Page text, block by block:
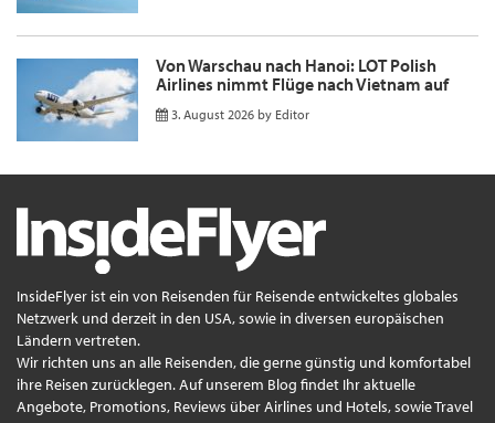
Von Warschau nach Hanoi: LOT Polish
Airlines nimmt Flüge nach Vietnam auf
3. August 2026 by Editor
InsideFlyer ist ein von Reisenden für Reisende entwickeltes globales
Netzwerk und derzeit in den USA, sowie in diversen europäischen
Ländern vertreten.
Wir richten uns an alle Reisenden, die gerne günstig und komfortabel
ihre Reisen zurücklegen. Auf unserem Blog findet Ihr aktuelle
Angebote, Promotions, Reviews über Airlines und Hotels, sowie Travel